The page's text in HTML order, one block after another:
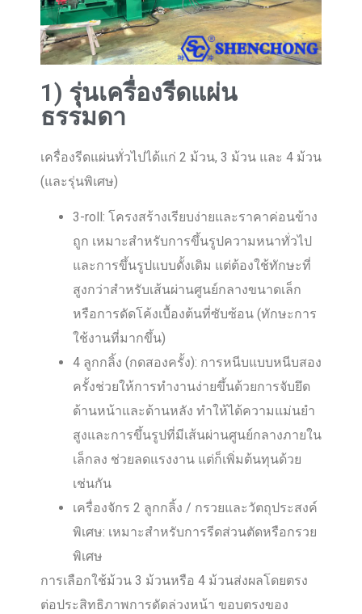
1) รุ่นเครื่องรีดแผ่น
ธรรมดา
เครื่องรีดแผ่นทั่วไปได้แก่ 2 ม้วน, 3 ม้วน และ 4 ม้วน
(และรุ่นพิเศษ)
3-roll: โครงสร้างเรียบง่ายและราคาค่อนข้าง
ถูก เหมาะสำหรับการขึ้นรูปความหนาทั่วไป
และการขึ้นรูปแบบดั้งเดิม แต่ต้องใช้ทักษะที่
สูงกว่าสำหรับเส้นผ่านศูนย์กลางขนาดเล็ก
หรือการดัดโค้งเบื้องต้นที่ซับซ้อน (ทักษะการ
ใช้งานที่มากขึ้น)
4 ลูกกลิ้ง (กดสองครั้ง): การหนีบแบบหนีบสอง
ครั้งช่วยให้การทำงานง่ายขึ้นด้วยการจับยึด
ด้านหน้าและด้านหลัง ทำให้ได้ความแม่นยำ
สูงและการขึ้นรูปที่มีเส้นผ่านศูนย์กลางภายใน
เล็กลง ช่วยลดแรงงาน แต่ก็เพิ่มต้นทุนด้วย
เช่นกัน
เครื่องจักร 2 ลูกกลิ้ง / กรวยและวัตถุประสงค์
พิเศษ: เหมาะสำหรับการรีดส่วนตัดหรือกรวย
พิเศษ
การเลือกใช้ม้วน 3 ม้วนหรือ 4 ม้วนส่งผลโดยตรง
ต่อประสิทธิภาพการดัดล่วงหน้า ขอบตรงของ